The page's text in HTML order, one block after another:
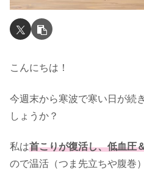
こんにちは！
今週末から寒波で寒い日が続
しょうか？
私は首こりが復活し、低血圧
ので温活（つま先立ちや腹巻